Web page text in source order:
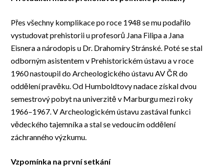
Přes všechny komplikace po roce 1948 se mu podařilo
vystudovat prehistorii u profesorů Jana Filipa a Jana
Eisnera a národopis u Dr. Drahomíry Stránské. Poté se stal
odborným asistentem v Prehistorickém ústavu a v roce
1960 nastoupil do Archeologického ústavu AV ČR do
oddělení pravěku. Od Humboldtovy nadace získal dvou
semestrový pobyt na univerzitě v Marburgu mezi roky
1966–1967. V Archeologickém ústavu zastával funkci
vědeckého tajemníka a stal se vedoucím oddělení
záchranného výzkumu.
Vzpomínka na první setkání